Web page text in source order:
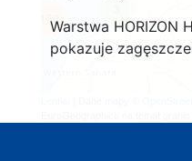
Warstwa HORIZON
pokazuje
160